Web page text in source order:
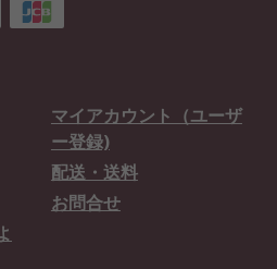
マイアカウント（ユーザ
ー登録)
配送・送料
お問合せ